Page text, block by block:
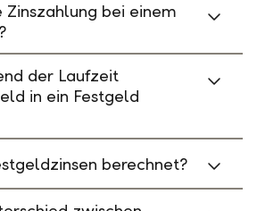
bei einem
der Laufzeit
in ein Festgeld
berechnet?